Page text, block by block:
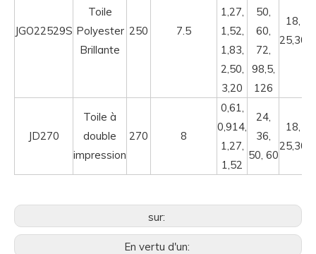
JGO22529S
Toile
Polyester
Brillante
250 7.5
1,27,
1,52,
1,83,
2,50,
3,20
50,
60,
72,
98,5,
126
18,
25,30
JD270
Toile à
double
impression
270 8
0,61,
0,914,
1,27,
1,52
24,
36,
50, 60
18,
25,30
sur:
En vertu d'un: